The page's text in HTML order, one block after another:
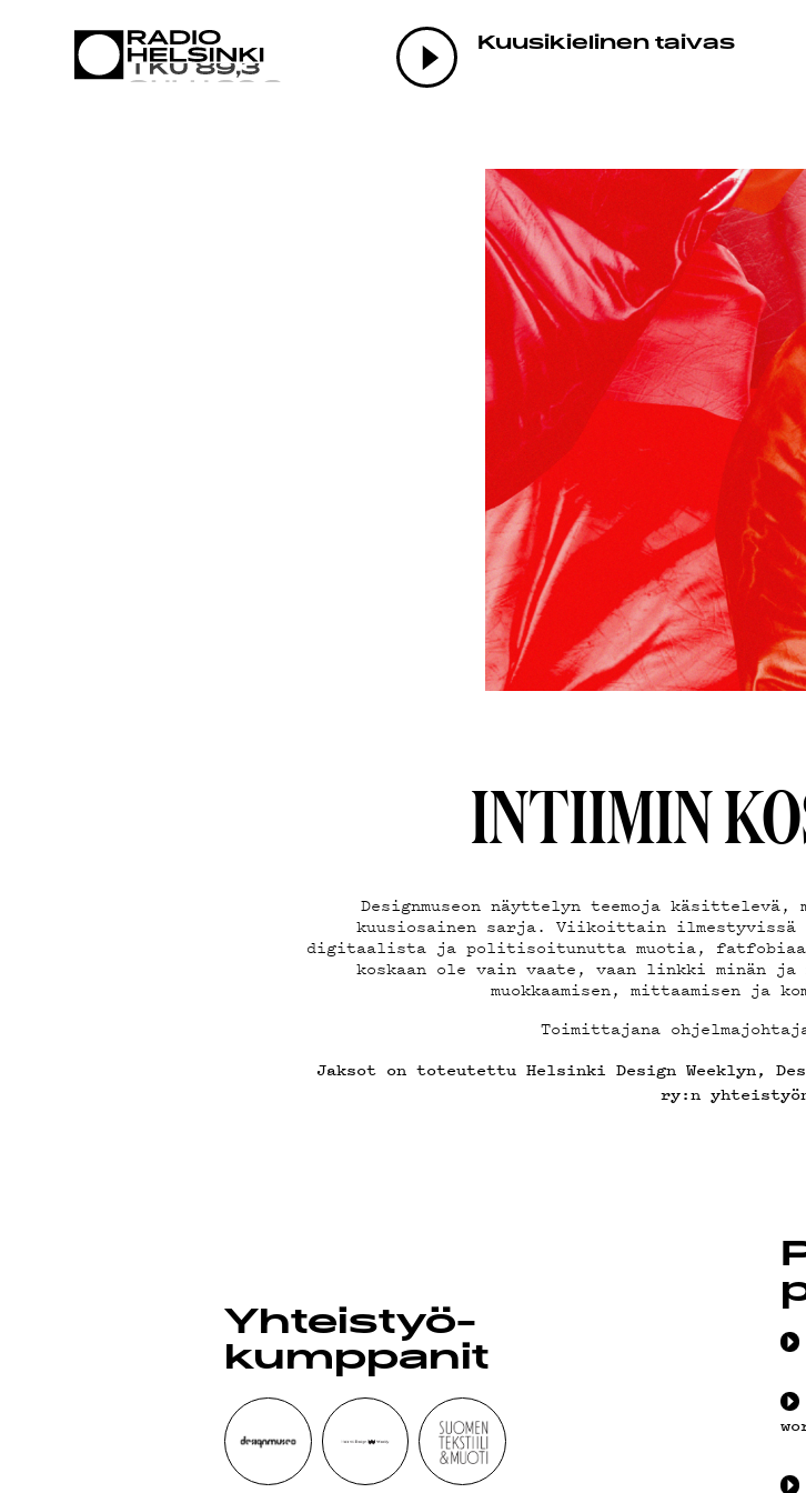
Kuusikielinen taivas
OHJELMAT
TEKIJÄT
ON-DEMAND
PODCAST
MAINOSTA
G LIVELAB
TIETOSUOJA
INTIIMIN
Designmuseon näyttelyn teemoja
kuusiosainen sarja. Viikoittain ilmestyvissä
digitaalista ja politisoitunutta muotia,
koskaan ole vain vaate, vaan linkki minän ja
muokkaamisen, mittaamisen ja
Toimittajana
Jaksot on toteutettu Helsinki Design Weeklyn,
ry:n
Yhteistyö­
kumppanit